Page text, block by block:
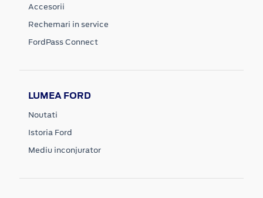
Accesorii
Rechemari in service
FordPass Connect
LUMEA FORD
Noutati
Istoria Ford
Mediu inconjurator